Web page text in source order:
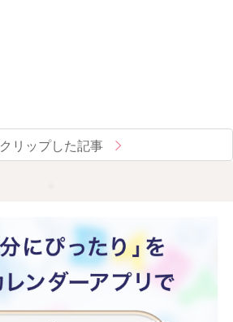
クリップした記事